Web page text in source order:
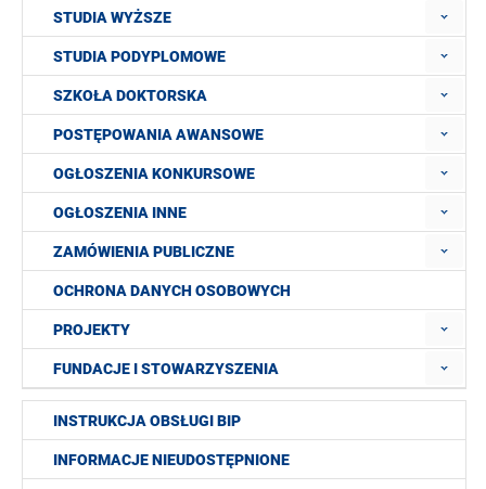
STUDIA WYŻSZE
STUDIA PODYPLOMOWE
SZKOŁA DOKTORSKA
POSTĘPOWANIA AWANSOWE
OGŁOSZENIA KONKURSOWE
OGŁOSZENIA INNE
ZAMÓWIENIA PUBLICZNE
OCHRONA DANYCH OSOBOWYCH
PROJEKTY
FUNDACJE I STOWARZYSZENIA
INSTRUKCJA OBSŁUGI BIP
INFORMACJE NIEUDOSTĘPNIONE